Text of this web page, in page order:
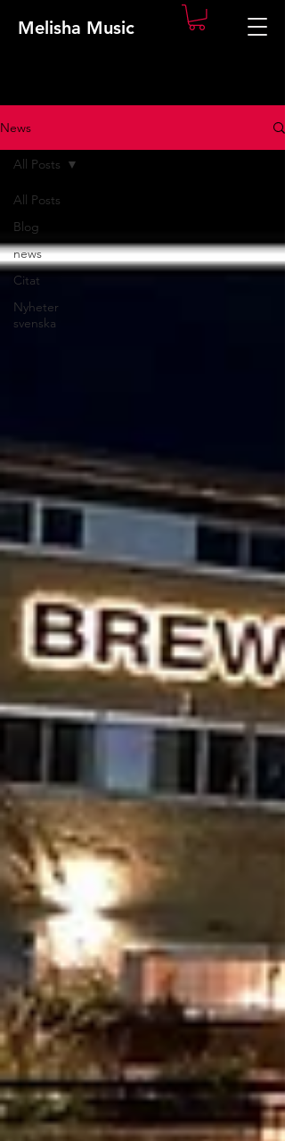
Melisha Music
News
All Posts
Blog
news
Citat
Nyheter
svenska
All Posts